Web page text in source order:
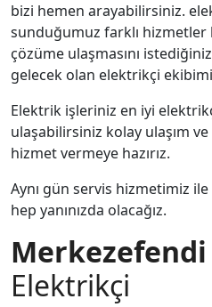
bizi hemen arayabilirsiniz.
sunduğumuz farklı hizmetler
çözüme ulaşmasını
gelecek olan elektrikçi
Elektrik işleriniz en iyi
ulaşabilirsiniz kolay ulaşım ve
hizmet vermeye hazırız.
Aynı gün servis hizmetimiz
hep yanınızda olacağız.
Merkezefendi
Elektrikçi